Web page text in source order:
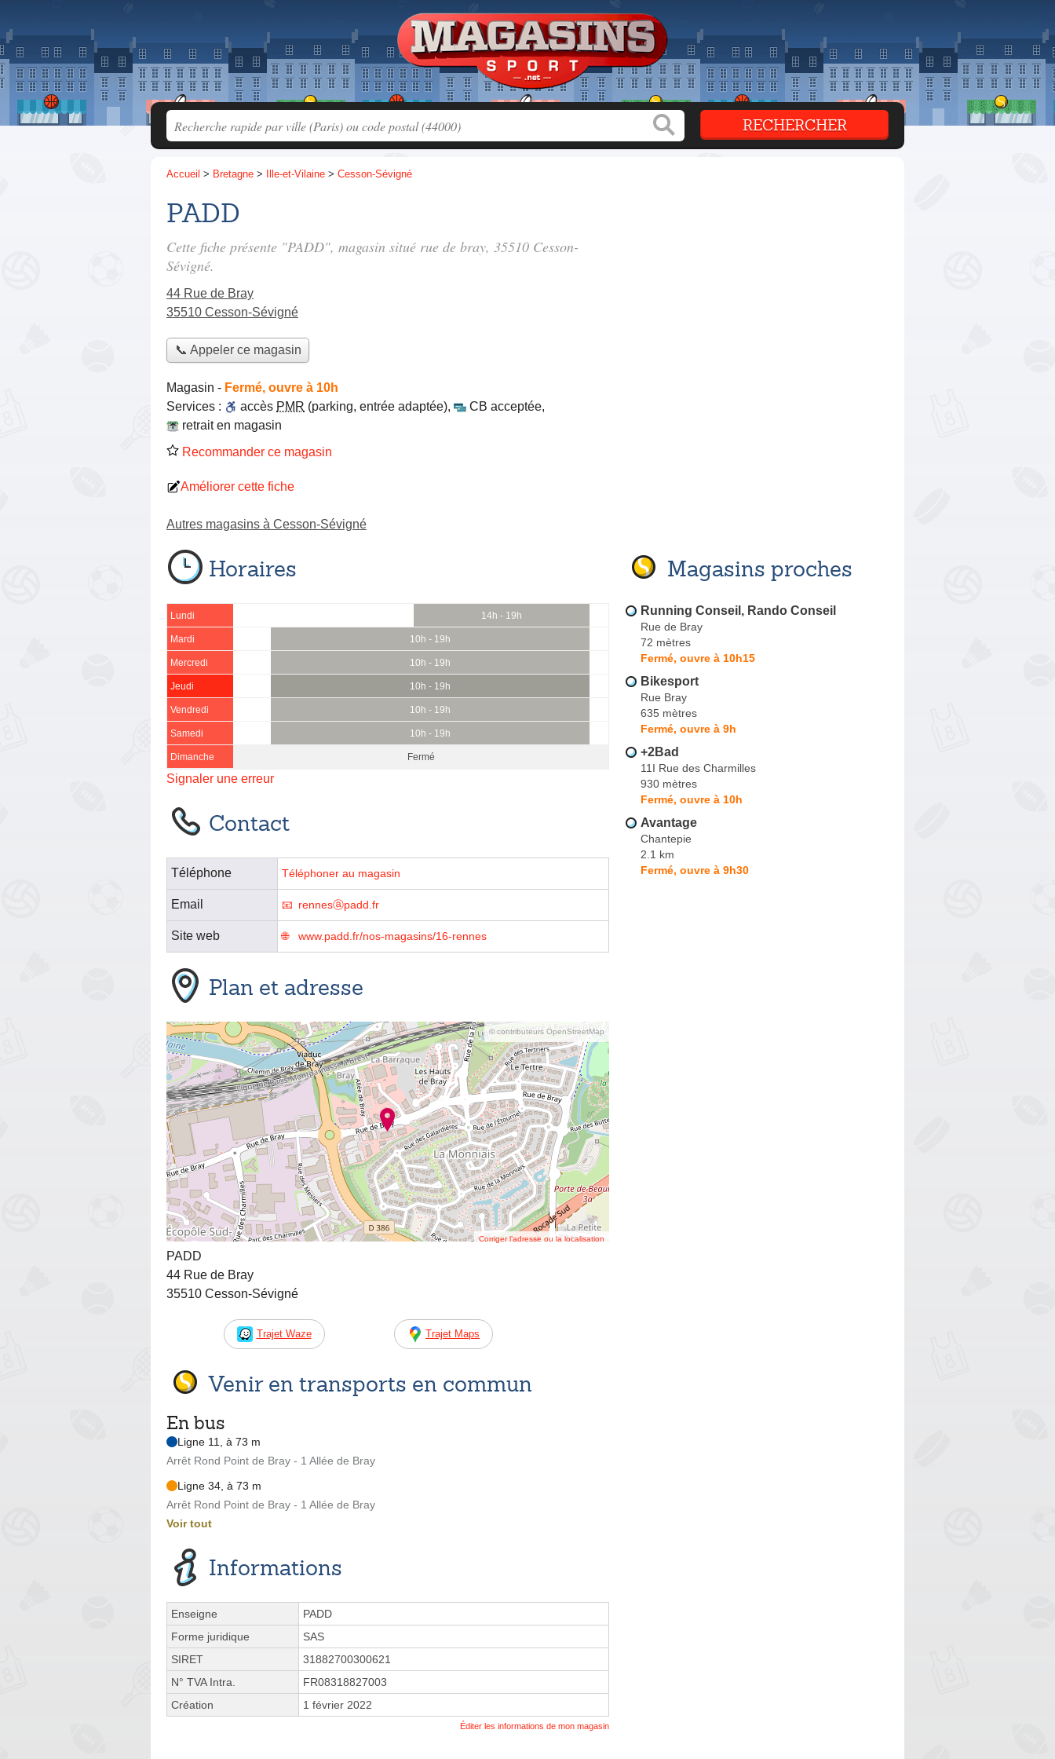
Accueil > Bretagne > Ille-et-Vilaine > Cesson-Sévigné
PADD
Cette fiche présente "PADD", magasin situé rue de bray, 35510 Cesson-
Sévigné.
44 Rue de Bray
35510 Cesson-Sévigné
📞 Appeler ce magasin
Magasin - Fermé, ouvre à 10h
Services :
accès PMR (parking, entrée adaptée), CB acceptée,
retrait en magasin
Recommander ce magasin
Améliorer cette fiche
Autres magasins à Cesson-Sévigné
Horaires
Lundi 14h - 19h
Mardi 10h - 19h
Mercredi 10h - 19h
Jeudi 10h - 19h
Vendredi 10h - 19h
Samedi 10h - 19h
Dimanche Fermé
Signaler une erreur
Contact
Téléphone Téléphoner au magasin
Email rennesⓐpadd.fr
Site web www.padd.fr/nos-magasins/16-rennes
Plan et adresse
© contributeurs OpenStreetMap
Corriger l’adresse ou la localisation
PADD
44 Rue de Bray
35510 Cesson-Sévigné
Trajet Waze Trajet Maps
Venir en transports en commun
En bus
Ligne 11, à 73 m
Arrêt Rond Point de Bray - 1 Allée de Bray
Ligne 34, à 73 m
Arrêt Rond Point de Bray - 1 Allée de Bray
Voir tout
Informations
Enseigne
PADD
Forme juridique
SAS
SIRET
31882700300621
N° TVA Intra.
FR08318827003
Création
1 février 2022
Éditer les informations de mon magasin
Magasins proches
Running Conseil, Rando Conseil
Rue de Bray
72 mètres
Fermé, ouvre à 10h15
Bikesport
Rue Bray
635 mètres
Fermé, ouvre à 9h
+2Bad
11I Rue des Charmilles
930 mètres
Fermé, ouvre à 10h
Avantage
Chantepie
2.1 km
Fermé, ouvre à 9h30